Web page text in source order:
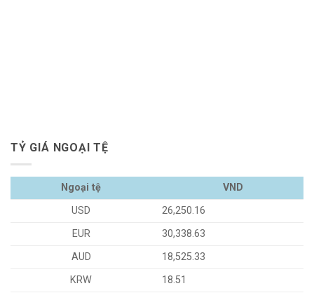
TỶ GIÁ NGOẠI TỆ
Ngoại tệ
VND
USD
26,250.16
EUR
30,338.63
AUD
18,525.33
KRW
18.51